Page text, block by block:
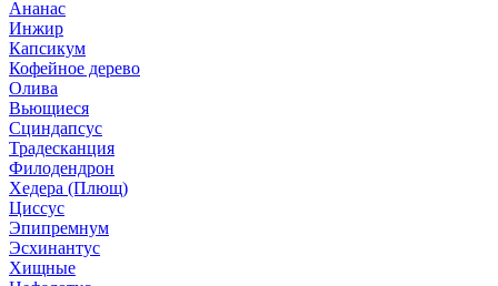
Ананас
Инжир
Капсикум
Кофейное дерево
Олива
Вьющиеся
Сциндапсус
Традесканция
Филодендрон
Хедера (Плющ)
Циссус
Эпипремнум
Эсхинантус
Хищные